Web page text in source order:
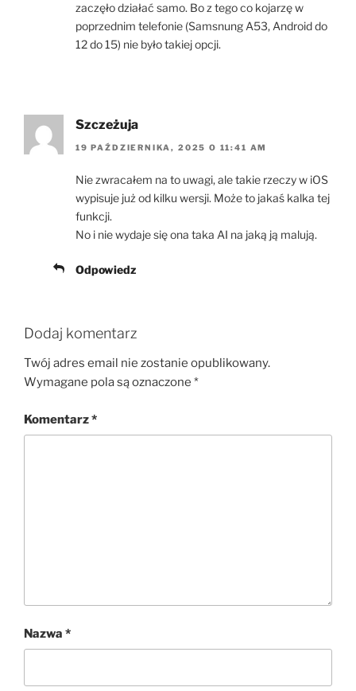
zaczęło działać samo. Bo z tego co kojarzę w
poprzednim telefonie (Samsnung A53, Android do
12 do 15) nie było takiej opcji.
Szczeżuja
19 PAŹDZIERNIKA, 2025 O 11:41 AM
Nie zwracałem na to uwagi, ale takie rzeczy w iOS
wypisuje już od kilku wersji. Może to jakaś kalka tej
funkcji.
No i nie wydaje się ona taka AI na jaką ją malują.
Odpowiedz
Dodaj komentarz
Twój adres email nie zostanie opublikowany.
Wymagane pola są oznaczone *
Komentarz*
Nazwa *